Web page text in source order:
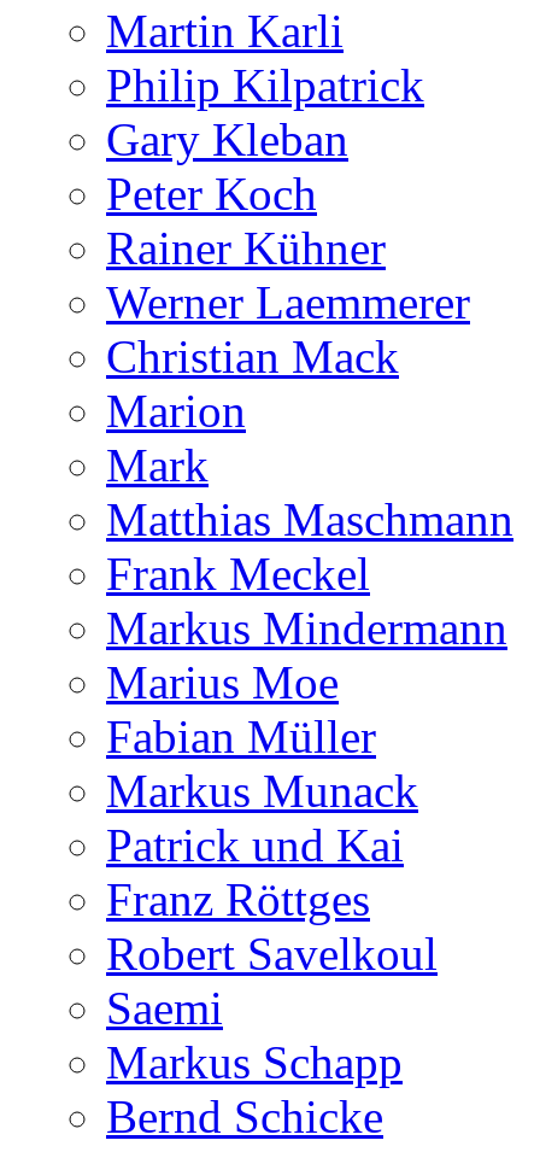
Martin Karli
Philip Kilpatrick
Gary Kleban
Peter Koch
Rainer Kühner
Werner Laemmerer
Christian Mack
Marion
Mark
Matthias Maschmann
Frank Meckel
Markus Mindermann
Marius Moe
Fabian Müller
Markus Munack
Patrick und Kai
Franz Röttges
Robert Savelkoul
Saemi
Markus Schapp
Bernd Schicke